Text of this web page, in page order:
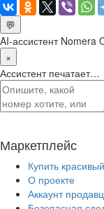
💬
AI-ассистент Nomera
×
Ассистент печатает…
Маркетплейс
Купить
О проекте
Аккаунт